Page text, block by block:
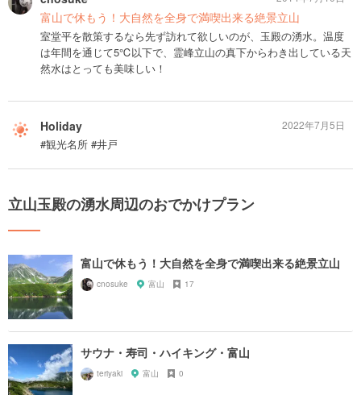
富山で休もう！大自然を全身で満喫出来る絶景立山
室堂平を散策するなら先ず訪れて欲しいのが、玉殿の湧水。温度
は年間を通じて5℃以下で、霊峰立山の真下からわき出している天
然水はとっても美味しい！
Holiday
#観光名所 #井戸
2022年7月5日
立山玉殿の湧水周辺のおでかけプラン
富山で休もう！大自然を全身で満喫出来る絶景立山
cnosuke 富山 17
サウナ・寿司・ハイキング・富山
teriyaki 富山 0